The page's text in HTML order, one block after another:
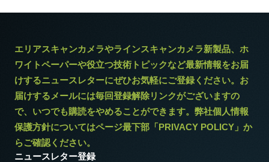
エリアスキャンカメラやラインスキャンカメラ新製品、ホ
ワイトペーパーや役立つ技術トピックなど最新情報をお届
けするニュースレターにぜひお気軽にご登録ください。お
届けするメールには毎回登録解除リンクがございますの
で、いつでも購読をやめることができます。弊社個人情報
保護方針についてはページ最下部「PRIVACY POLICY」か
らご確認ください。
ニュースレター登録